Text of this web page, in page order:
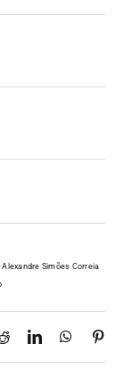
Simões Correia
RedditLinkedIn